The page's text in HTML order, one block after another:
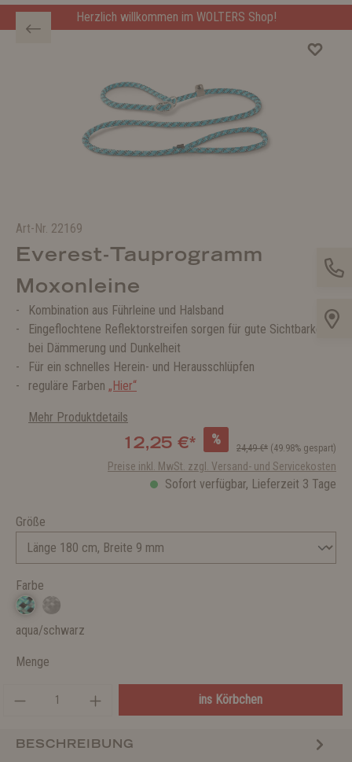
Herzlich willkommen im WOLTERS Shop!
Art-Nr. 22169
Everest-Tauprogramm
Moxonleine
Kombination aus Führleine und Halsband
Eingeflochtene Reflektorstreifen sorgen für gute Sichtbarkeit
bei Dämmerung und Dunkelheit
Für ein schnelles Herein- und Herausschlüpfen
reguläre Farben „Hier“
Mehr Produktdetails
12,25 €* %
24,49 €* (49.98% gespart)
Preise inkl. MwSt. zzgl. Versand- und Servicekosten
Sofort verfügbar, Lieferzeit 3 Tage
Größe
Farbe
aqua/schwarz
Menge
ins Körbchen
BESCHREIBUNG